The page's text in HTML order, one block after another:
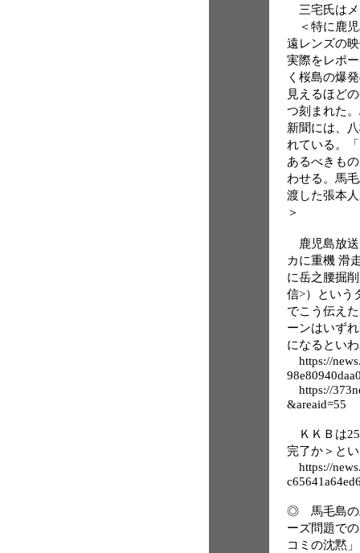
三宅氏はメ
＜特に鹿児
遠レンズの
実際をレポ
く桜島の爆
見えるほど
つ刻まれた
新聞には、
れている。
あるべきも
わせる。馬
渡した張本
＞
鹿児島放送
カに重機 滑
に岳之腰掘
信>）という
でこう伝え
ーンはいず
になるとい
https://
https://
&areaid=55
ＫＫＢは
完了か＞と
https://
◎ 馬毛島の
ーズ問題で
コミの沈黙